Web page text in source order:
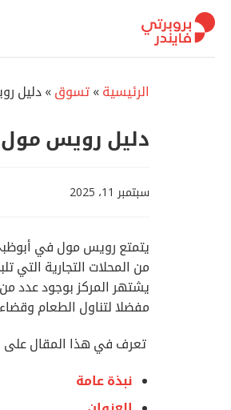
تخطي
للمحتوى
الرئيسية » تسوق » دليل
دليل رويس مول
سبتمبر 11، 2025
يتمتع رويس مول في
من المحلات التجارية التي
يشتهر المركز بوجود عدد
مفضلا لتناول الطعام
تعرف في هذا المقال على
نبذة عامة